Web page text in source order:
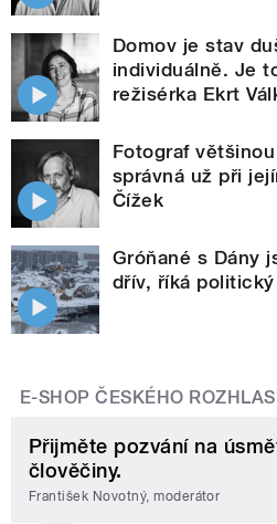
Domov je stav
individuálně. Je
režisérka Ekrt
Fotograf
správná už při
Čížek
Gróňané s Dány
dřív, říká
E-SHOP ČESKÉHO
Přijměte pozvání na
člověčiny.
František Novotný, moderátor